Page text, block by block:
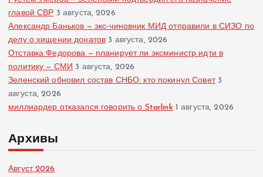
главой СВР 3 августа, 2026
Александр Баньков — экс-чиновник МИД отправили в СИЗО по
делу о хищении донатов 3 августа, 2026
Отставка Федорова — планирует ли эксминистр идти в
политику — СМИ 3 августа, 2026
Зеленский обновил состав СНБО: кто покинул Совет 3
августа, 2026
миллиардер отказался говорить о Starlink 1 августа, 2026
Архивы
Август 2026